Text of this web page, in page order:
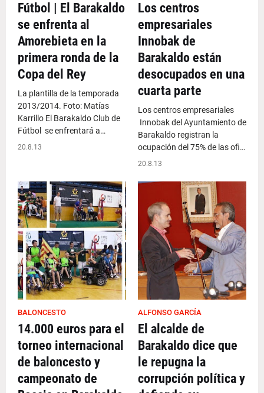
Fútbol | El Barakaldo
se enfrenta al
Amorebieta en la
primera ronda de la
Copa del Rey
La plantilla de la temporada
2013/2014. Foto: Matías
Karrillo El Barakaldo Club de
Fútbol se enfrentará a…
20.8.13
Los centros
empresariales
Innobak de
Barakaldo están
desocupados en una
cuarta parte
Los centros empresariales
Innobak del Ayuntamiento de
Barakaldo registran la
ocupación del 75% de las ofi…
20.8.13
BALONCESTO
14.000 euros para el
torneo internacional
de baloncesto y
campeonato de
ALFONSO GARCÍA
El alcalde de
Barakaldo dice que
le repugna la
corrupción política y